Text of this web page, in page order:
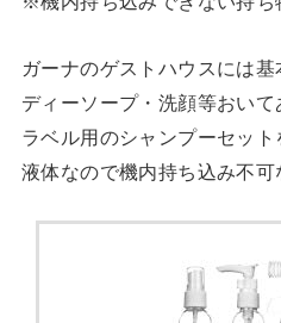
ガーナのゲストハウスには
ディーソープ・洗顔等おい
ラベル用のシャンプーセット
液体なので機内持ち込み不可